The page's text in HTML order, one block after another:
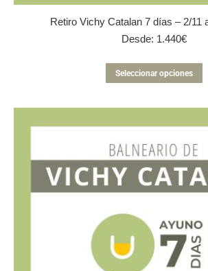
Retiro Vichy Catalan 7 días – 2/11
Desde: 1.440€
Seleccionar opciones
la